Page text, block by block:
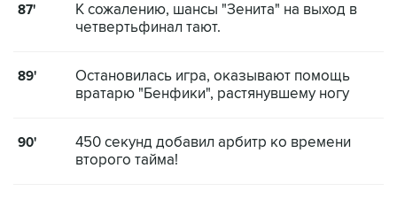
87'
К сожалению, шансы "Зенита" на выход в
четвертьфинал тают.
89'
Остановилась игра, оказывают помощь
вратарю "Бенфики", растянувшему ногу
90'
450 секунд добавил арбитр ко времени
второго тайма!